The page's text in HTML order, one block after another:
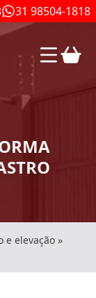
31 98504-1818
e elevação »